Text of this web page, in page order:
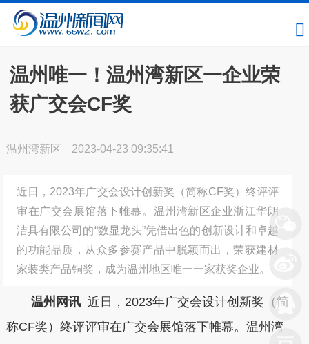
温州唯一！温州湾新区一企业荣
获广交会CF奖
温州湾新区 2023-04-23 09:35:41
近日，2023年广交会设计创新奖（简称CF奖）终评评
审在广交会展馆落下帷幕。温州湾新区企业浙江华朗
洁具有限公司的“数显龙头”凭借出色的创新设计和卓越
的功能品质，从众多参赛产品中脱颖而出，荣获建材
家装类产品铜奖，成为温州地区唯一一家获奖企业。
温州网讯近日，2023年广交会设计创新奖（简
称CF奖）终评评审在广交会展馆落下帷幕。温州湾